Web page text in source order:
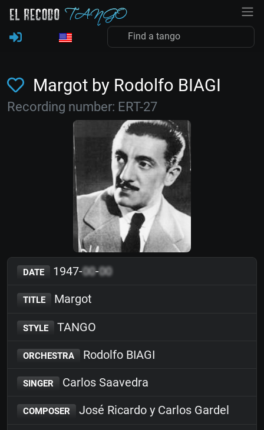
Margot by Rodolfo BIAGI
Recording number: ERT-27
DATE 1947-00-00
TITLE Margot
STYLE TANGO
ORCHESTRA Rodolfo BIAGI
SINGER Carlos Saavedra
COMPOSER José Ricardo y Carlos Gardel